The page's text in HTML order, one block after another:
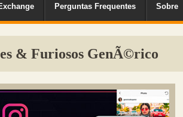
Perguntas Frequentes Sobre
& Furiosos GenÃ©rico